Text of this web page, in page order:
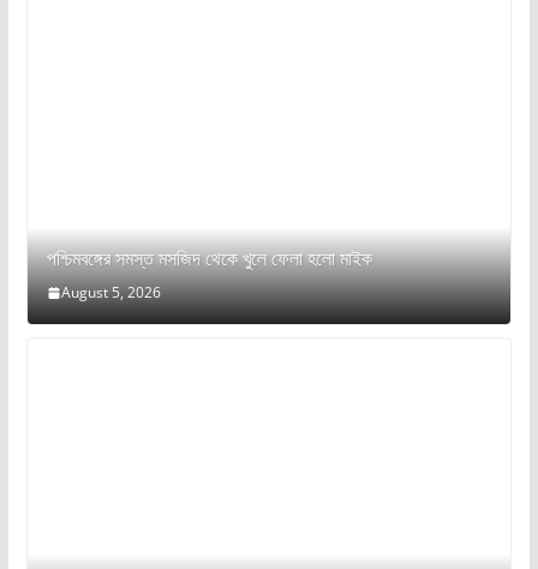
পশ্চিমবঙ্গের সমস্ত মসজিদ থেকে খুলে ফেলা হলো মাইক
August 5, 2026